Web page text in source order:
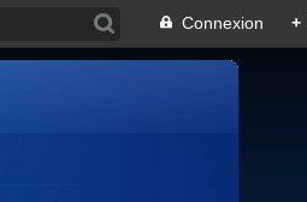
Connexion +